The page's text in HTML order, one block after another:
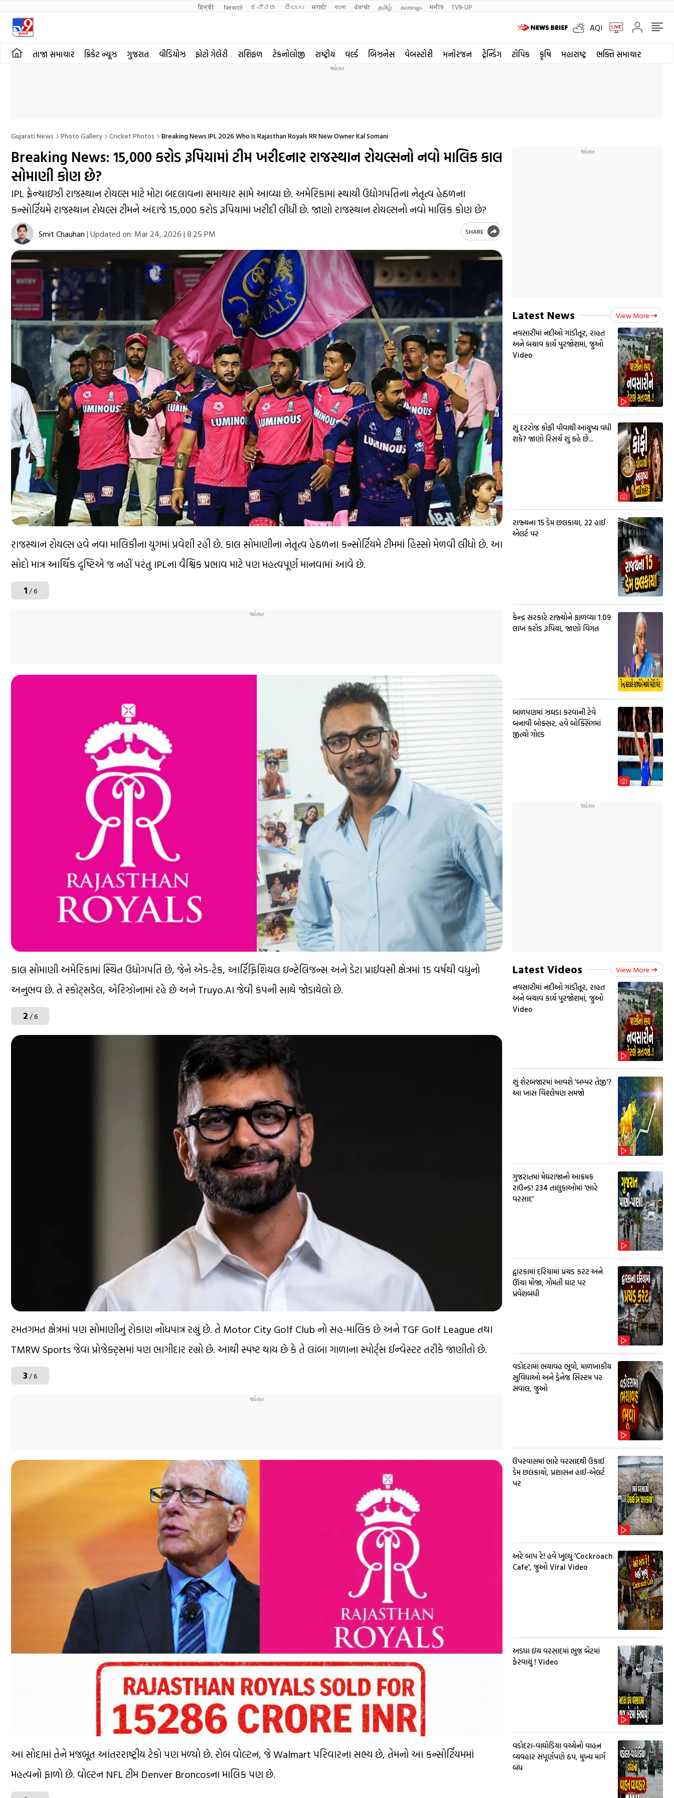
हिन्दी News9 ಕನ್ನಡ తెలుగు मराठी বাংলা ਪੰਜਾਬੀ தமிழ் മലയാളം मनी9 TV9-UP
AQI
તાજા સમાચાર ક્રિકેટ ન્યૂઝ ગુજરાત વીડિયોઝ ફોટો ગેલેરી રાશિફળ ટેકનોલોજી રાષ્ટ્રીય વર્લ્ડ બિઝનેસ વેબસ્ટોરી મનોરંજન ટ્રેન્ડિંગ ટોપિક કૃષિ મહારાષ્ટ્ર ભક્તિ સમાચાર
Gujarati News Photo Gallery Cricket Photos Breaking News IPL 2026 Who Is Rajasthan Royals RR New Owner Kal Somani
Breaking News: 15,000 કરોડ રૂપિયામાં ટીમ ખરીદનાર રાજસ્થાન રોયલ્સનો નવો માલિક કાલ
સોમાણી કોણ છે?
IPL ફ્રેન્ચાઇઝી રાજસ્થાન રોયલ્સ માટે મોટા બદલાવના સમાચાર સામે આવ્યા છે. અમેરિકામાં સ્થાયી ઉદ્યોગપતિના નેતૃત્વ હેઠળના
કન્સોર્ટિયમે રાજસ્થાન રોયલ્સ ટીમને અંદાજે 15,000 કરોડ રૂપિયામાં ખરીદી લીધી છે. જાણો રાજસ્થાન રોયલ્સનો નવો માલિક કોણ છે?
Smit Chauhan | Updated on: Mar 24, 2026 | 8:25 PM SHARE
રાજસ્થાન રોયલ્સ હવે નવા માલિકીના યુગમાં પ્રવેશી રહી છે. કાલ સોમાણીના નેતૃત્વ હેઠળના કન્સોર્ટિયમે ટીમમાં હિસ્સો મેળવી લીધો છે. આ
સોદો માત્ર આર્થિક દૃષ્ટિએ જ નહીં પરંતુ IPLના વૈશ્વિક પ્રભાવ માટે પણ મહત્વપૂર્ણ માનવામાં આવે છે.
1/ 6
કાલ સોમાણી અમેરિકામાં સ્થિત ઉદ્યોગપતિ છે, જેને એડ-ટેક, આર્ટિફિશિયલ ઇન્ટેલિજન્સ અને ડેટા પ્રાઈવસી ક્ષેત્રમાં 15 વર્ષથી વધુનો
અનુભવ છે. તે સ્કોટ્સડેલ, એરિઝોનામાં રહે છે અને Truyo.AI જેવી કંપની સાથે જોડાયેલો છે.
2/ 6
રમતગમત ક્ષેત્રમાં પણ સોમાણીનું રોકાણ નોંધપાત્ર રહ્યું છે. તે Motor City Golf Club નો સહ-માલિક છે અને TGF Golf League તથા
TMRW Sports જેવા પ્રોજેક્ટ્સમાં પણ ભાગીદાર રહ્યો છે. આથી સ્પષ્ટ થાય છે કે તે લાંબા ગાળાના સ્પોર્ટ્સ ઈન્વેસ્ટર તરીકે જાણીતો છે.
3/ 6
આ સોદામાં તેને મજબૂત આંતરરાષ્ટ્રીય ટેકો પણ મળ્યો છે. રોબ વોલ્ટન, જે Walmart પરિવારના સભ્ય છે, તેમનો આ કન્સોર્ટિયમમાં
મહત્વનો ફાળો છે. વોલ્ટન NFL ટીમ Denver Broncosના માલિક પણ છે.
Latest News View More
નવસારીમાં નદીઓ ગાંડીતૂર, રાહત
અને બચાવ કાર્ય પુરજોશમાં, જુઓ
Video
શું દરરોજ કોફી પીવાથી આયુષ્ય વધી
શકે? જાણો રિસર્ચ શું કહે છે...
રાજ્યના 15 ડેમ છલકાયા, 22 હાઈ
એલર્ટ પર
કેન્દ્ર સરકારે રાજ્યોને ફાળવ્યા 1.09
લાખ કરોડ રૂપિયા, જાણો વિગત
બાળપણમાં ઝઘડા કરવાની ટેવે
બનાવી બોક્સર, હવે બોક્સિંગમાં
જીત્યો ગોલ્ડ
Latest Videos View More
નવસારીમાં નદીઓ ગાંડીતૂર, રાહત
અને બચાવ કાર્ય પુરજોશમાં, જુઓ
Video
શું શેરબજારમાં આવશે 'બમ્પર તેજી'?
આ ખાસ વિશ્લેષણ સમજો
ગુજરાતમાં મેઘરાજાનો આક્રમક
રાઉન્ડ! 234 તાલુકાઓમાં 'ભારે
વરસાદ'
દ્વારકામાં દરિયામાં પ્રચંડ કરંટ અને
ઊંચા મોજા, ગોમતી ઘાટ પર
પ્રવેશબંધી
વડોદરામાં ભયાવહ ભૂવો, માળખાકીય
સુવિધાઓ અને ડ્રેનેજ સિસ્ટમ પર
સવાલ, જુઓ
ઉપરવાસમાં ભારે વરસાદથી ઉકાઈ
ડેમ છલકાયો, પ્રશાસન હાઈ-એલર્ટ
પર
અરે બાપ રે! હવે ખુલ્યું 'Cockroach
Cafe', જુઓ Viral Video
અડધા ઇંચ વરસાદમાં ભુજ બેટમાં
ફેરવાયું ! Video
વડોદરા-વાઘોડિયા વચ્ચેનો વાહન
વ્યવહાર સંપૂર્ણપણે ઠપ, મુખ્ય માર્ગ
બંધ